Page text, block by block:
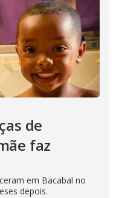
de
faz
em Bacabal no
depois.